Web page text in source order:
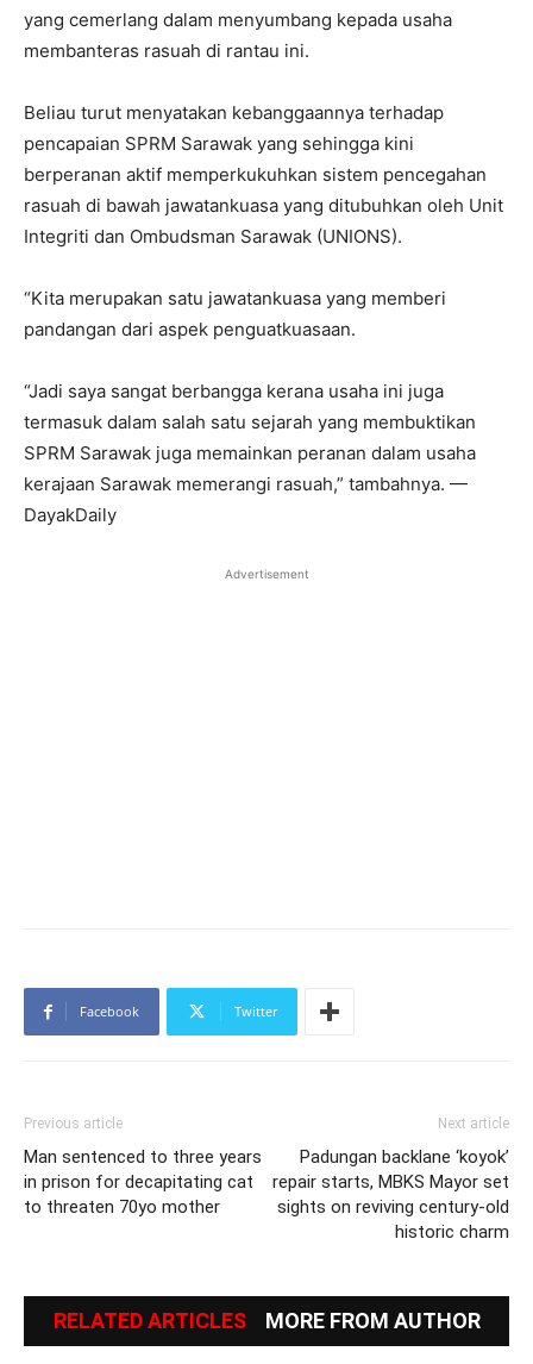
yang cemerlang dalam menyumbang kepada usaha
membanteras rasuah di rantau ini.
Beliau turut menyatakan kebanggaannya terhadap
pencapaian SPRM Sarawak yang sehingga kini
berperanan aktif memperkukuhkan sistem pencegahan
rasuah di bawah jawatankuasa yang ditubuhkan oleh Unit
Integriti dan Ombudsman Sarawak (UNIONS).
“Kita merupakan satu jawatankuasa yang memberi
pandangan dari aspek penguatkuasaan.
“Jadi saya sangat berbangga kerana usaha ini juga
termasuk dalam salah satu sejarah yang membuktikan
SPRM Sarawak juga memainkan peranan dalam usaha
kerajaan Sarawak memerangi rasuah,” tambahnya. —
DayakDaily
Advertisement
Facebook Twitter
Previous article
Man sentenced to three years
in prison for decapitating cat
to threaten 70yo mother
Next article
Padungan backlane ‘koyok’
repair starts, MBKS Mayor set
sights on reviving century-old
historic charm
RELATED ARTICLES MORE FROM AUTHOR